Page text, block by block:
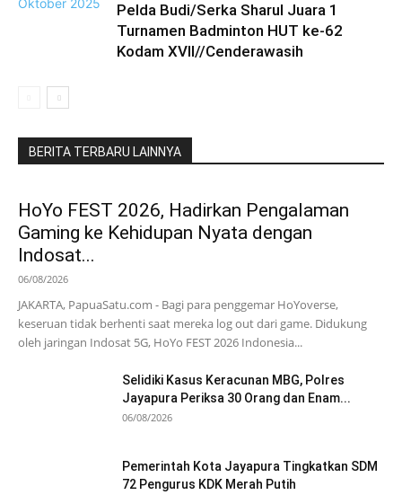
Pelda Budi/Serka Sharul Juara 1
Turnamen Badminton HUT ke-62
Kodam XVII//Cenderawasih
BERITA TERBARU LAINNYA
HoYo FEST 2026, Hadirkan Pengalaman
Gaming ke Kehidupan Nyata dengan
Indosat...
06/08/2026
JAKARTA, PapuaSatu.com - Bagi para penggemar HoYoverse,
keseruan tidak berhenti saat mereka log out dari game. Didukung
oleh jaringan Indosat 5G, HoYo FEST 2026 Indonesia...
Selidiki Kasus Keracunan MBG, Polres
Jayapura Periksa 30 Orang dan Enam...
06/08/2026
Pemerintah Kota Jayapura Tingkatkan SDM
72 Pengurus KDK Merah Putih